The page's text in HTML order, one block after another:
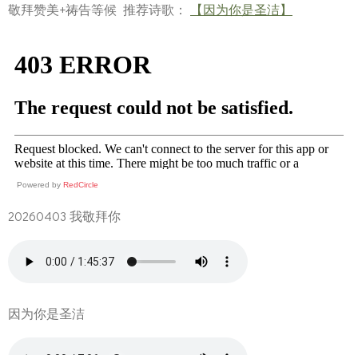
敬拜赞美+祷告等候 推荐诗歌： 【因为你是圣洁】
Powered by RedCircle
20260403 我敬拜你
因为你是圣洁